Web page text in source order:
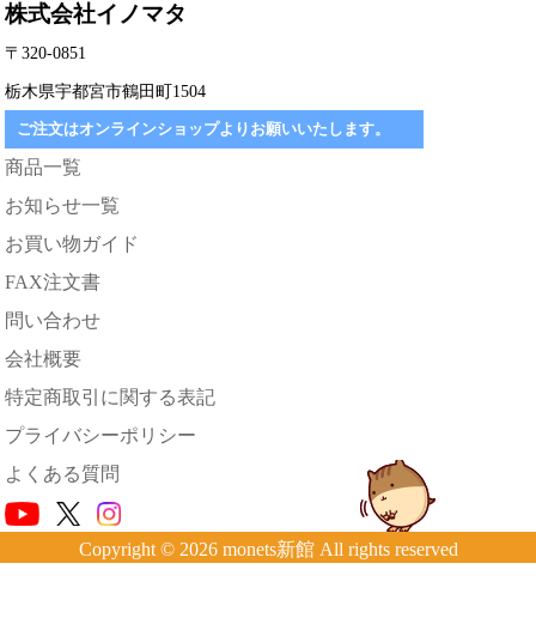
株式会社イノマタ
〒320-0851
栃木県宇都宮市鶴田町1504
ご注文はオンラインショップよりお願いいたします。
商品一覧
お知らせ一覧
お買い物ガイド
FAX注文書
問い合わせ
会社概要
特定商取引に関する表記
プライバシーポリシー
よくある質問
Copyright © 2026 monets新館 All rights reserved